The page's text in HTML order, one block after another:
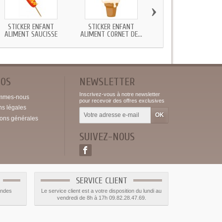
STICKER ENFANT
ALIMENT SAUCISSE
STICKER ENFANT
ALIMENT CORNET DE...
›
nous
légales
générales
NEWSLETTER
Inscrivez-vous à notre newsletter
pour recevoir des offres exclusives
SUIVEZ-NOUS
SERVICE CLIENT
Le service client est a votre disposition du lundi au
vendredi de 8h à 17h 09.82.28.47.69.